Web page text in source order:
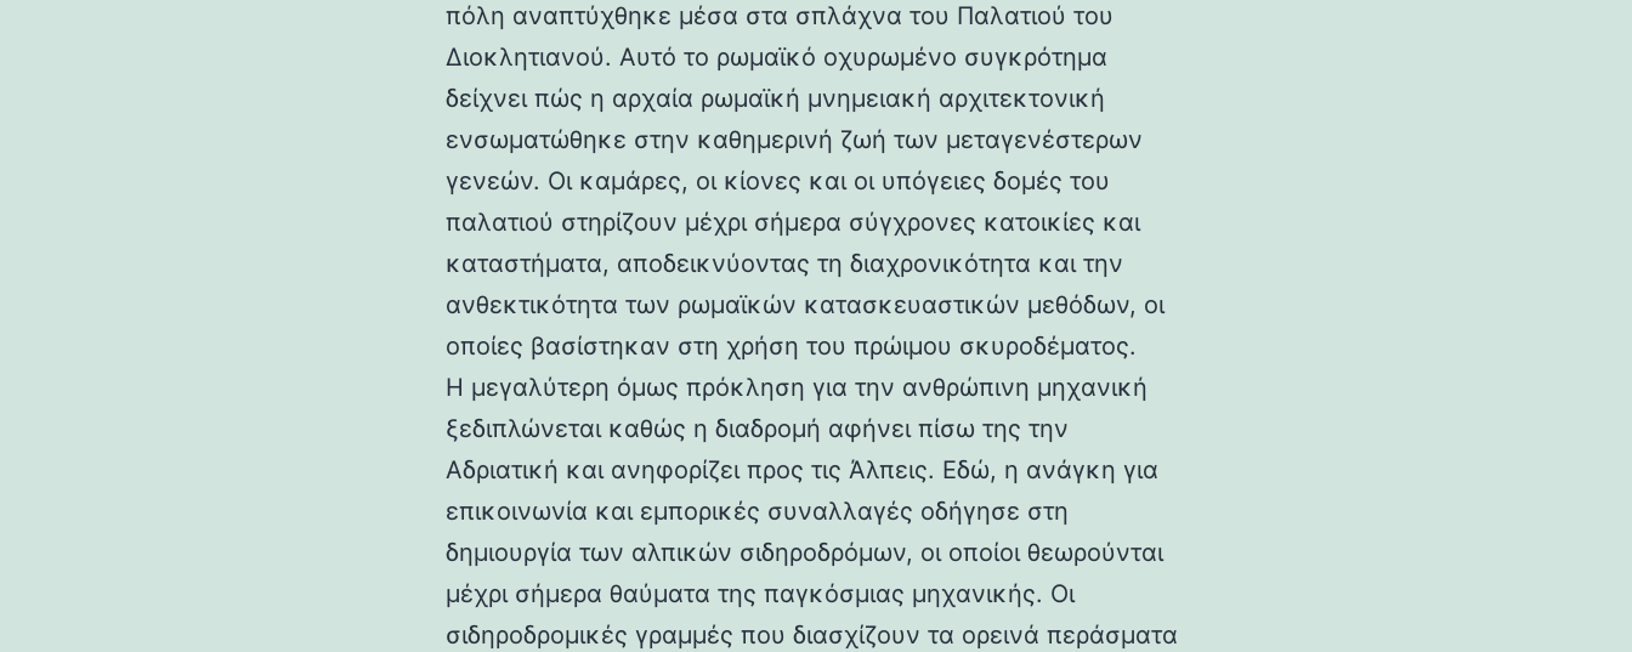
πόλη αναπτύχθηκε μέσα στα σπλάχνα του Παλατιού του
Διοκλητιανού. Αυτό το ρωμαϊκό οχυρωμένο συγκρότημα
δείχνει πώς η αρχαία ρωμαϊκή μνημειακή αρχιτεκτονική
ενσωματώθηκε στην καθημερινή ζωή των μεταγενέστερων
γενεών. Οι καμάρες, οι κίονες και οι υπόγειες δομές του
παλατιού στηρίζουν μέχρι σήμερα σύγχρονες κατοικίες και
καταστήματα, αποδεικνύοντας τη διαχρονικότητα και την
ανθεκτικότητα των ρωμαϊκών κατασκευαστικών μεθόδων, οι
οποίες βασίστηκαν στη χρήση του πρώιμου σκυροδέματος.
Η μεγαλύτερη όμως πρόκληση για την ανθρώπινη μηχανική
ξεδιπλώνεται καθώς η διαδρομή αφήνει πίσω της την
Αδριατική και ανηφορίζει προς τις Άλπεις. Εδώ, η ανάγκη για
επικοινωνία και εμπορικές συναλλαγές οδήγησε στη
δημιουργία των αλπικών σιδηροδρόμων, οι οποίοι θεωρούνται
μέχρι σήμερα θαύματα της παγκόσμιας μηχανικής. Οι
σιδηροδρομικές γραμμές που διασχίζουν τα ορεινά περάσματα